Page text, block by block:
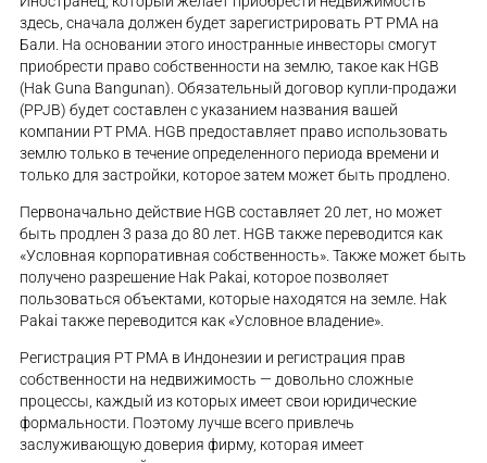
здесь, сначала должен будет зарегистрировать PT PMA на
Бали. На основании этого иностранные инвесторы смогут
приобрести право собственности на землю, такое как HGB
(Hak Guna Bangunan). Обязательный договор купли-продажи
(PPJB) будет составлен с указанием названия вашей
компании PT PMA. HGB предоставляет право использовать
землю только в течение определенного периода времени и
только для застройки, которое затем может быть продлено.
Первоначально действие HGB составляет 20 лет, но может
быть продлен 3 раза до 80 лет. HGB также переводится как
«Условная корпоративная собственность». Также может быть
получено разрешение Hak Pakai, которое позволяет
пользоваться объектами, которые находятся на земле. Hak
Pakai также переводится как «Условное владение».
Регистрация PT PMA в Индонезии и регистрация прав
собственности на недвижимость — довольно сложные
процессы, каждый из которых имеет свои юридические
формальности. Поэтому лучше всего привлечь
заслуживающую доверия фирму, которая имеет